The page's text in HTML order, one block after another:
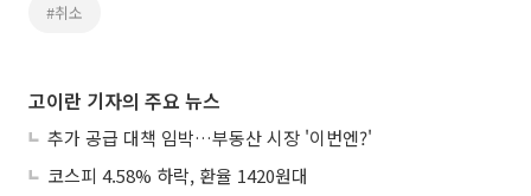
#취소
고이란 기자의 주요 뉴스
추가 공급 대책 임박…부동산 시장 '이번엔?'
코스피 4.58% 하락, 환율 1420원대